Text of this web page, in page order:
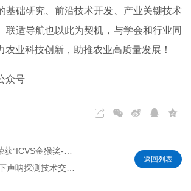
基础研究、前沿技术开发、产业关键技术
联适导航也以此为契机，与学会和行业同
农业科技创新，助推农业高质量发展！
众号
上一篇：六分科技荣获“ICVS金猴奖-中国自动驾驶百强企业”
下一篇： 国产化水下声呐探测技术交流会在银川成功举办
返回列表